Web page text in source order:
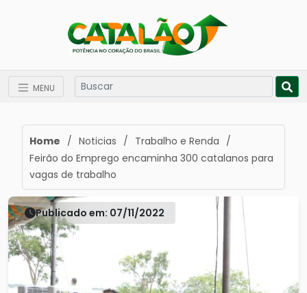
MENU
Home / Noticias / Trabalho e Renda /
Feirão do Emprego encaminha 300 catalanos para
vagas de trabalho
Publicado em: 07/11/2022